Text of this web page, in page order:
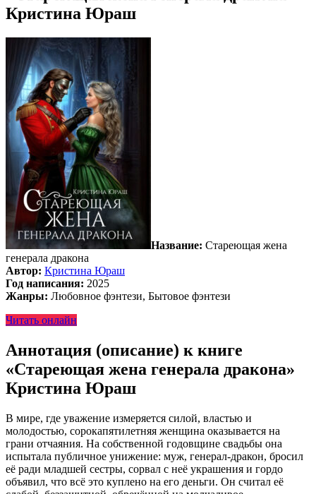
Кристина Юраш
Название: Стареющая жена
генерала дракона
Автор: Кристина Юраш
Год написания: 2025
Жанры: Любовное фэнтези, Бытовое фэнтези
Читать онлайн
Аннотация (описание) к книге
«Стареющая жена генерала дракона»
Кристина Юраш
В мире, где уважение измеряется силой, властью и
молодостью, сорокапятилетняя женщина оказывается на
грани отчаяния. На собственной годовщине свадьбы она
испытала публичное унижение: муж, генерал-дракон, бросил
её ради младшей сестры, сорвал с неё украшения и гордо
объявил, что всё это куплено на его деньги. Он считал её